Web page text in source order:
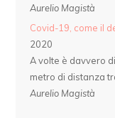
Aurelio Magistà
Covid-19, come il
2020
A volte è davvero
metro di distanza
Aurelio Magistà